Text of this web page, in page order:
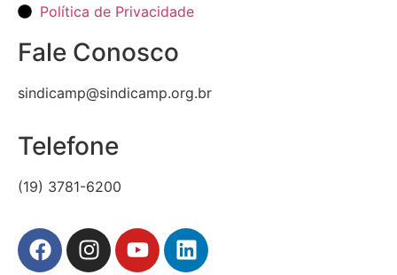
Política de Privacidade
Fale Conosco
sindicamp@sindicamp.org.br
Telefone
(19) 3781-6200